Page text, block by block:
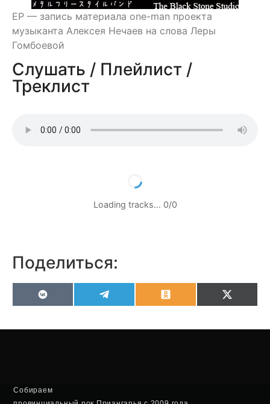
EP — запись материала one-man проекта
музыканта Алексея Нечаев на слова Леры
Гомбоевой
Слушать / Плейлист /
Треклист
Loading tracks… 0/0
Поделиться:
VK OdnoklassnikiX
Собираем